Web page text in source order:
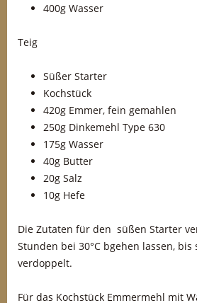
400g Wasser
Teig
Süßer Starter
Kochstück
420g Emmer, fein gemahlen
250g Dinkemehl Type 630
175g Wasser
40g Butter
20g Salz
10g Hefe
Die Zutaten für den süßen Starter
Stunden bei 30°C bgehen lassen, bis
verdoppelt.
Für das Kochstück Emmermehl mit